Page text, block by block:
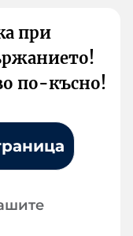
при
по-късно!